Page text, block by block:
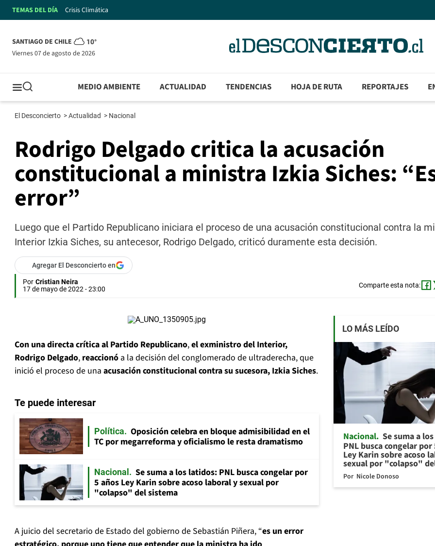
TEMAS DEL DÍA Crisis Climática
SANTIAGO DE CHILE 10°
viernes 07 de agosto de 2026
MEDIO AMBIENTE ACTUALIDAD TENDENCIAS HOJA DE RUTA REPORTAJES
El Desconcierto >Actualidad > Nacional
Rodrigo Delgado critica la acusación
constitucional a ministra Izkia Siches:
error”
Luego que el Partido Republicano iniciara el proceso de una acusación constitucional contra la
Interior Izkia Siches, su antecesor, Rodrigo Delgado, criticó duramente esta decisión.
Agregar El Desconcierto en
Por Cristian Neira
17 de mayo de 2022 - 23:00
Comparte esta nota:
Con una directa crítica al Partido Republicano,el exministro del Interior,
Rodrigo Delgado, reaccionó a la decisión del conglomerado de ultraderecha, que
inició el proceso de una acusación constitucional contra su sucesora, Izkia Siches.
Te puede interesar
Política
Oposición celebra en bloque admisibilidad en el
TC por megarreforma y oficialismo le resta dramatismo
Nacional
Se suma a los latidos: PNL busca congelar por
5 años Ley Karin sobre acoso laboral y sexual por
"colapso" del sistema
A juicio del secretario de Estado del gobierno de Sebastián Piñera, “es un error
LO MÁS LEÍDO
Nacional Se suma a
PNL busca congelar por
Ley Karin sobre acoso
sexual por "colapso"
Por Nicole Donoso